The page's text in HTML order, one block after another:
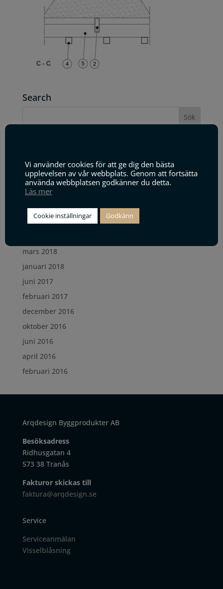
Search
juni 2019
maj 2019
januari 2019
december 2018
oktober 2018
mars 2018
januari 2018
juni 2017
februari 2017
december 2016
oktober 2016
juni 2016
april 2016
februari 2016
Arqdesign Byggprodukter AB
Besöksadress
Ridhusgatan 4
573 38 Tranås
Fakturor skickas till
faktura@arqdesign.se
Service
Serviceanmälan
Visselblåsning
Vi använder cookies för att ge dig den bästa
upplevelsen av vår webbplats. Genom att fortsätta
använda webbplatsen godkänner du detta.
Läs mer
Cookie inställningar Godkänn